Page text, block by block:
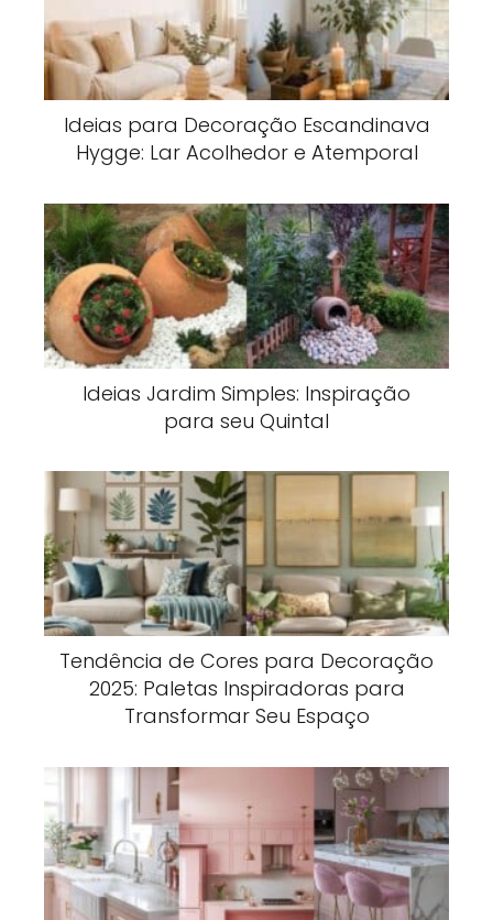
Ideias para Decoração Escandinava
Hygge: Lar Acolhedor e Atemporal
Ideias Jardim Simples: Inspiração
para seu Quintal
Tendência de Cores para Decoração
2025: Paletas Inspiradoras para
Transformar Seu Espaço